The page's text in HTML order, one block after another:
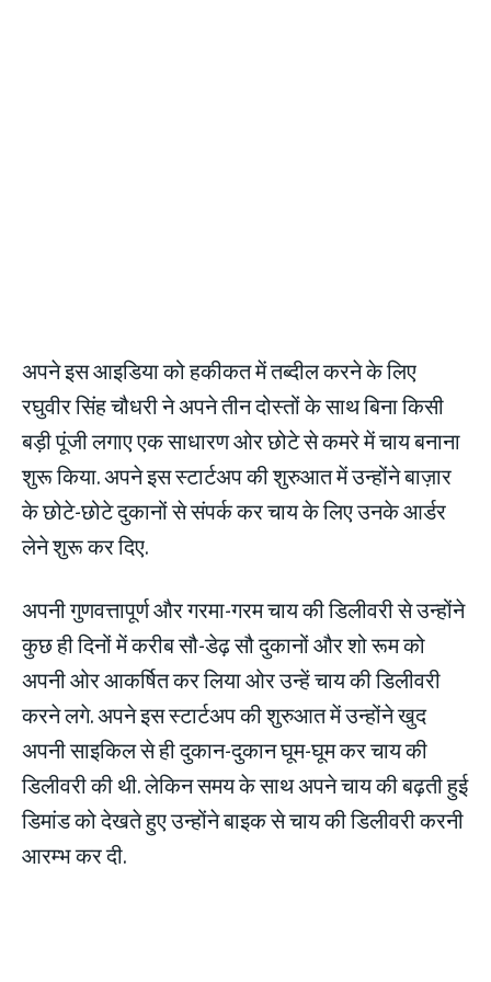
अपने इस आइडिया को हकीकत में तब्दील करने के लिए
रघुवीर सिंह चौधरी ने अपने तीन दोस्तों के साथ बिना किसी
बड़ी पूंजी लगाए एक साधारण ओर छोटे से कमरे में चाय बनाना
शुरू किया. अपने इस स्टार्टअप की शुरुआत में उन्होंने बाज़ार
के छोटे-छोटे दुकानों से संपर्क कर चाय के लिए उनके आर्डर
लेने शुरू कर दिए.
अपनी गुणवत्तापूर्ण और गरमा-गरम चाय की डिलीवरी से उन्होंने
कुछ ही दिनों में करीब सौ-डेढ़ सौ दुकानों और शो रूम को
अपनी ओर आकर्षित कर लिया ओर उन्हें चाय की डिलीवरी
करने लगे. अपने इस स्टार्टअप की शुरुआत में उन्होंने खुद
अपनी साइकिल से ही दुकान-दुकान घूम-घूम कर चाय की
डिलीवरी की थी. लेकिन समय के साथ अपने चाय की बढ़ती हुई
डिमांड को देखते हुए उन्होंने बाइक से चाय की डिलीवरी करनी
आरम्भ कर दी.